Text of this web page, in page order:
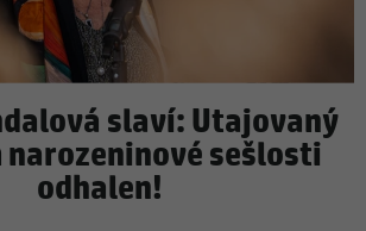
slaví: Utajovaný
sešlosti
odhalen!